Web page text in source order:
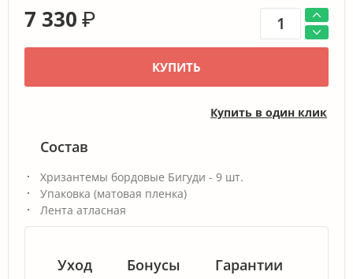
7 330 ₽
КУПИТЬ
Купить в один клик
Состав
Хризантемы бордовые Бигуди - 9 шт.
Упаковка (матовая пленка)
Лента атласная
Уход Бонусы Гарантии